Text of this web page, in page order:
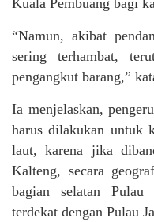
Kuala Pembuang bagi
“Namun, akibat
sering terhambat,
pengangkut barang,”
Ia menjelaskan,
harus dilakukan untuk
laut, karena jika
Kalteng, secara
bagian selatan
terdekat dengan Pulau